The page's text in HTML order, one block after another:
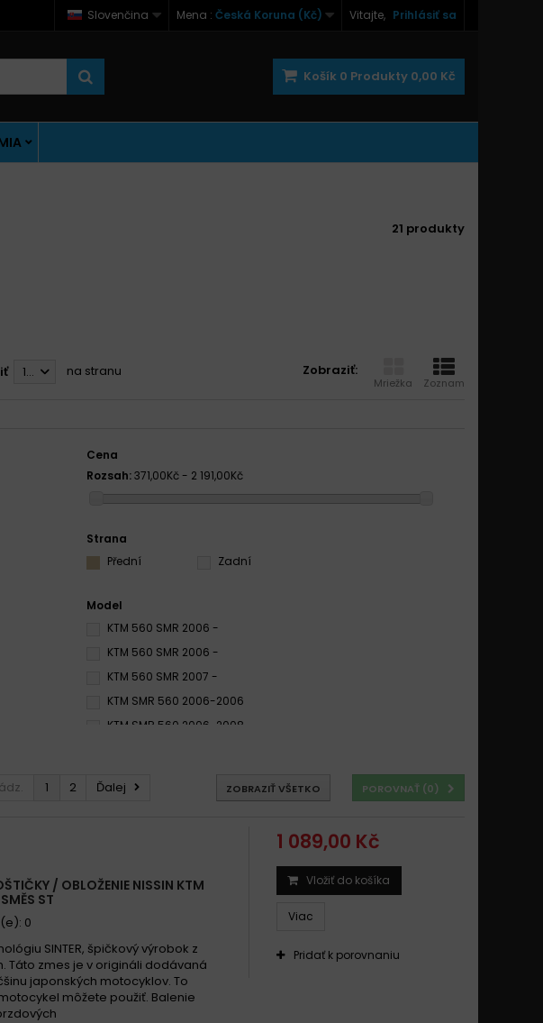
Vitajte, Prihlásiť sa
Mena : Česká Koruna (Kč)
Slovenčina
Košík 0 Produkty 0,00 Kč
21 produkty
Zobraziť:
Mriežka Zoznam
12 na stranu
Cena
Rozsah:371,00Kč - 2 191,00Kč
Strana
Přední
Zadní
Model
KTM 560 SMR 2006 -
KTM 560 SMR 2006 -
KTM 560 SMR 2007 -
KTM SMR 560 2006-2006
KTM SMR 560 2006-2008
POROVNAŤ (0)
1 2 Ďalej ZOBRAZIŤ VŠETKO
/ OBLOŽENIE NISSIN KTM
ST
0
SINTER, špičkový výrobok z
Táto zmes je v origináli dodávaná
japonských motocyklov. To
môžete použiť. Balenie
1 089,00 Kč
Vložiť do košíka
Viac
Pridať k porovnaniu